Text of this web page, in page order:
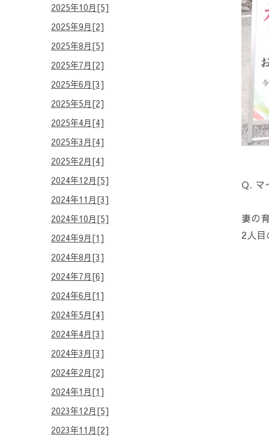
2025年10月[5]
2025年9月[2]
2025年8月[5]
2025年7月[2]
2025年6月[3]
2025年5月[2]
2025年4月[4]
2025年3月[4]
2025年2月[4]
2024年12月[5]
2024年11月[3]
2024年10月[5]
2024年9月[1]
2024年8月[3]
2024年7月[6]
2024年6月[1]
2024年5月[4]
2024年4月[3]
2024年3月[3]
2024年2月[2]
2024年1月[1]
2023年12月[5]
2023年11月[2]
Q. マ
妻の
2人